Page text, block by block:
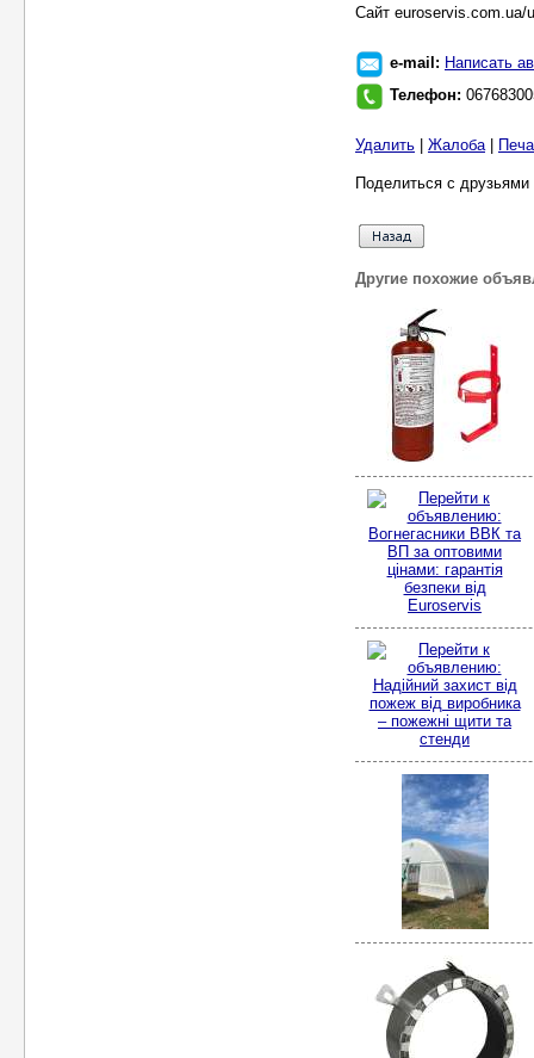
Cайт euroservis.com.ua/
e-mail: Написать
Телефон:
Удалить Жалоба|
Поделиться с
Другие похожие